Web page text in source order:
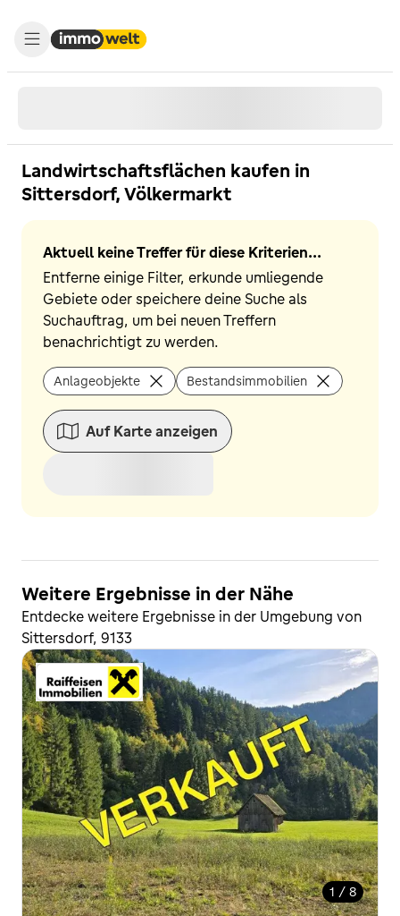
Landwirtschaftsflächen kaufen in
Sittersdorf, Völkermarkt
Aktuell keine Treffer für diese Kriterien...
Entferne einige Filter, erkunde umliegende
Gebiete oder speichere deine Suche als
Suchauftrag, um bei neuen Treffern
benachrichtigt zu werden.
Anlageobjekte Bestandsimmobilien
Auf Karte anzeigen
Weitere Ergebnisse in der Nähe
Entdecke weitere Ergebnisse in der Umgebung von
Sittersdorf, 9133
1 / 8